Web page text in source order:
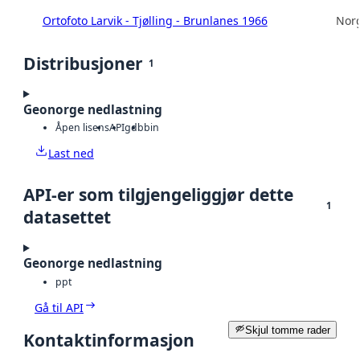
Ortofoto Larvik - Tjølling - Brunlanes 1966
Distribusjoner 1
Geonorge nedlastning
Åpen lisensAPIgdbbin
Last ned
API-er som tilgjengeliggjør dette
datasettet
1
Geonorge nedlastning
ppt
Gå til API
Skjul tomme rader
Kontaktinformasjon